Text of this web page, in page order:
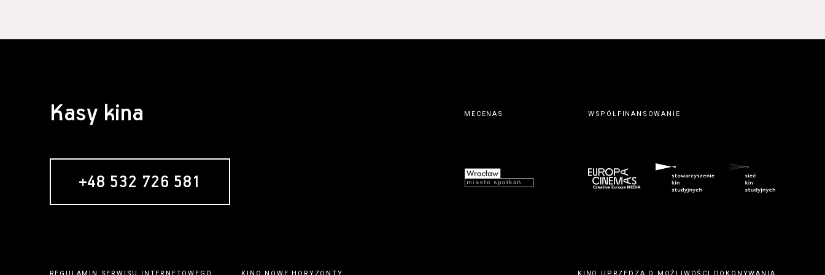
Kasy kina
+48 532 726 581
MECENAS WSPÓŁFINANSOWANIE